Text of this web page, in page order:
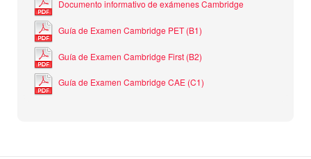
Documento informativo de exámenes Cambridge
Guía de Examen Cambridge PET (B1)
Guía de Examen Cambridge First (B2)
Guía de Examen Cambridge CAE (C1)